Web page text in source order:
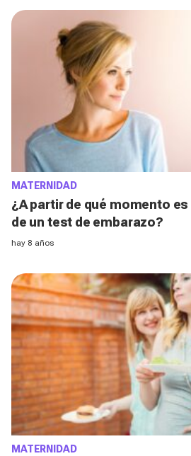
MATERNIDAD
¿A partir de qué momento
de un test de embarazo?
hay 8 años
MATERNIDAD